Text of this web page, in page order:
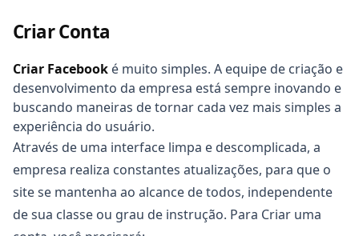
Criar Conta
Criar Facebook é muito simples. A equipe de criação e
desenvolvimento da empresa está sempre inovando e
buscando maneiras de tornar cada vez mais simples a
experiência do usuário.
Através de uma interface limpa e descomplicada, a
empresa realiza constantes atualizações, para que o
site se mantenha ao alcance de todos, independente
de sua classe ou grau de instrução. Para Criar uma